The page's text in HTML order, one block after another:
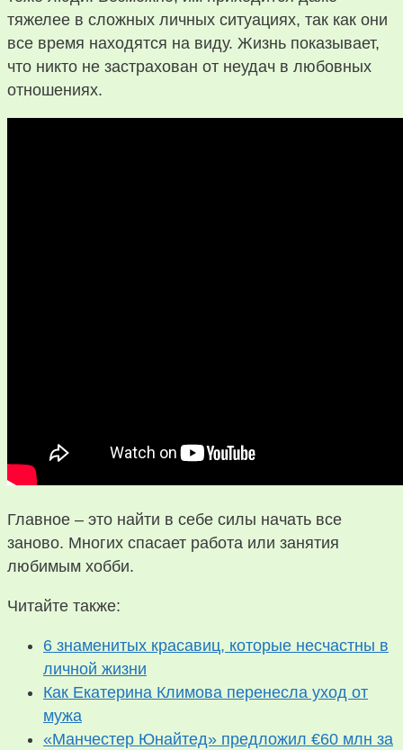
тяжелее в сложных личных ситуациях, так как они
все время находятся на виду. Жизнь показывает,
что никто не застрахован от неудач в любовных
отношениях.
Главное – это найти в себе силы начать все
заново. Многих спасает работа или занятия
любимым хобби.
Читайте также:
6 знаменитых красавиц, которые несчастны в
личной жизни
Как Екатерина Климова перенесла уход от
мужа
«Манчестер Юнайтед» предложил €60 млн за